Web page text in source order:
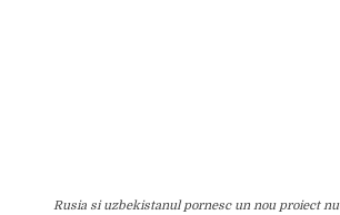
Rusia si uzbekistanul pornesc un nou proiect